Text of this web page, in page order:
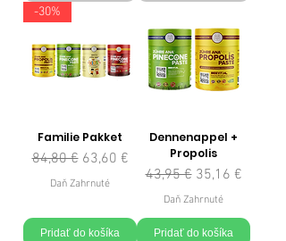
-30%
Familie Pakket
Normálna cena
84,80 € Zľavnená cena
63,60 €
Daň Zahrnuté
Pridať do košíka
Dennenappel +
Propolis
Normálna cena
43,95 € Zľavnená cena
35,16 €
Daň Zahrnuté
Pridať do košíka